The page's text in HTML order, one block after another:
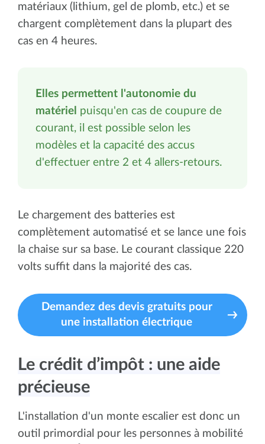
matériaux (lithium, gel de plomb, etc.) et se
chargent complètement dans la plupart des
cas en 4 heures.
Elles permettent l'autonomie du
matériel puisqu'en cas de coupure de
courant, il est possible selon les
modèles et la capacité des accus
d'effectuer entre 2 et 4 allers-retours.
Le chargement des batteries est
complètement automatisé et se lance une fois
la chaise sur sa base. Le courant classique 220
volts suffit dans la majorité des cas.
Demandez des devis gratuits pour
une installation électrique
Le crédit d’impôt : une aide
précieuse
L'installation d'un monte escalier est donc un
outil primordial pour les personnes à mobilité